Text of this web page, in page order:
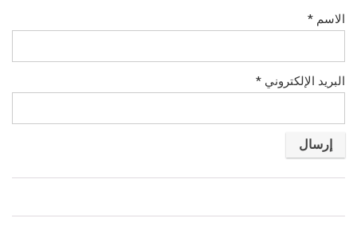
الاسم *
البريد الإلكتروني *